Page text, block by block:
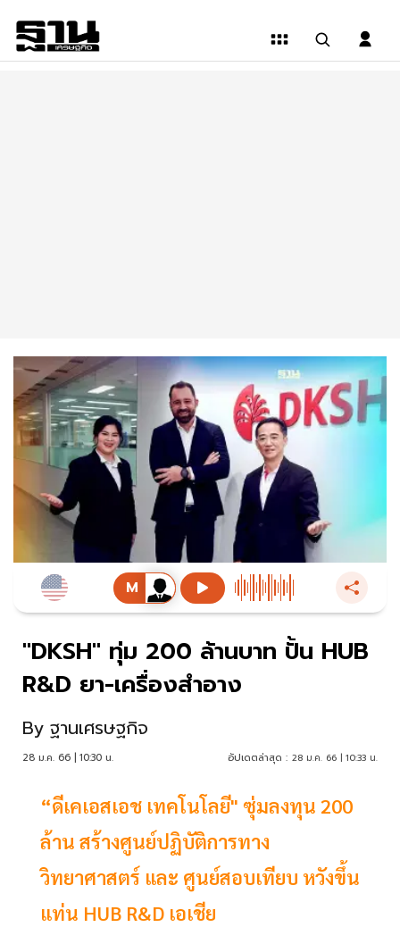
"DKSH" ทุ่ม 200 ล้านบาท ปั้น HUB
R&D ยา-เครื่องสำอาง
By ฐานเศรษฐกิจ
28 ม.ค. 66 | 10:30 น. อัปเดตล่าสุด : 28 ม.ค. 66 | 10:33 น.
“ดีเคเอสเอช เทคโนโลยี" ซุ่มลงทุน 200
ล้าน สร้างศูนย์ปฏิบัติการทาง
วิทยาศาสตร์ และ ศูนย์สอบเทียบ หวังขึ้น
แท่น HUB R&D เอเชีย